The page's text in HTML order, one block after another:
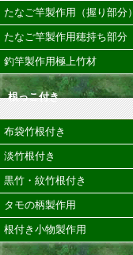
たなご竿製作用（握り部分）
たなご竿製作用穂持ち部分
釣竿製作用極上竹材
根っこ付き
布袋竹根付き
淡竹根付き
黒竹・紋竹根付き
タモの柄製作用
根付き小物製作用